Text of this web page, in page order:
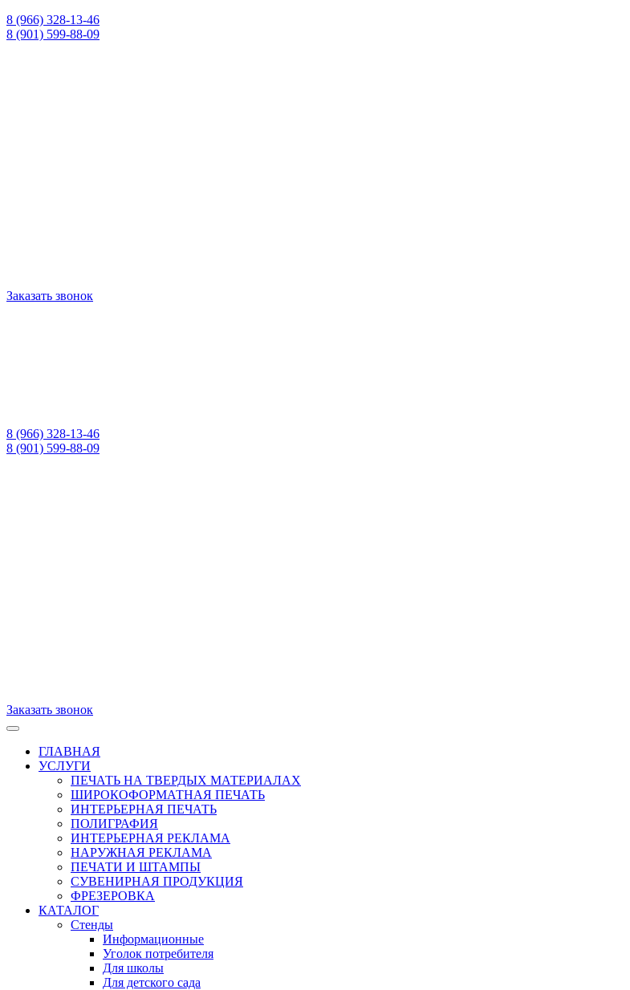
8 (966) 328-13-46
8 (901) 599-88-09
Заказать звонок
8 (966) 328-13-46
8 (901) 599-88-09
Заказать звонок
ГЛАВНАЯ
УСЛУГИ
ПЕЧАТЬ НА ТВЕРДЫХ МАТЕРИАЛАХ
ШИРОКОФОРМАТНАЯ ПЕЧАТЬ
ИНТЕРЬЕРНАЯ ПЕЧАТЬ
ПОЛИГРАФИЯ
ИНТЕРЬЕРНАЯ РЕКЛАМА
НАРУЖНАЯ РЕКЛАМА
ПЕЧАТИ И ШТАМПЫ
СУВЕНИРНАЯ ПРОДУКЦИЯ
ФРЕЗЕРОВКА
КАТАЛОГ
Стенды
Информационные
Уголок потребителя
Для школы
Для детского сада